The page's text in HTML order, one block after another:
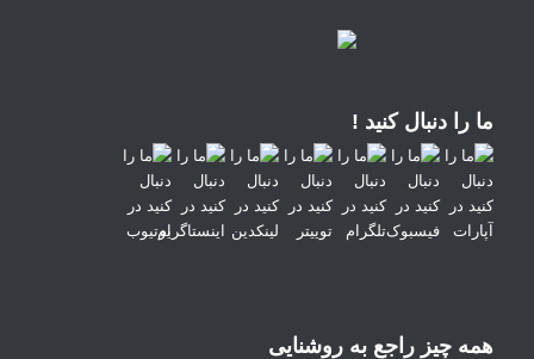
ما را دنبال کنید !
همه چیز راجع به روشنایی